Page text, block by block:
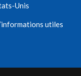
Unis
utiles